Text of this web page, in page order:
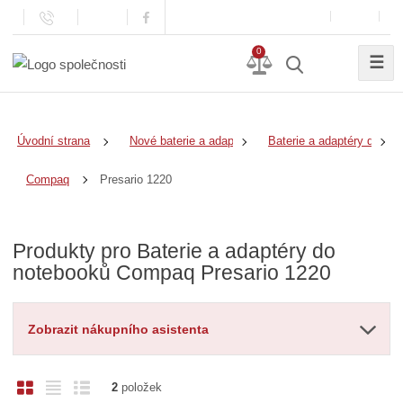
0
☰
Úvodní strana Nové baterie a adaptéry Baterie a adaptéry do
Compaq Presario 1220
Produkty pro Baterie a adaptéry do
notebooků Compaq Presario 1220
Zobrazit nákupního asistenta
O
Ř
2položek